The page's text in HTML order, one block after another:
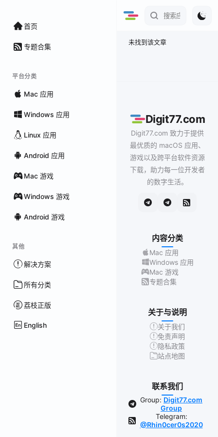
首页
专题合集
平台分类
Mac 应用
Windows 应用
Linux 应用
Android 应用
Mac 游戏
Windows 游戏
Android 游戏
其他
解决方案
所有分类
荔枝正版
English
未找到该文章
Digit77.com
Digit77.com 致力于提供
最优质的 macOS 应用、
游戏以及跨平台软件资源
下载，助力每一位开发者
的数字生活。
内容分类
Mac 应用
Windows 应用
Mac 游戏
专题合集
关于与说明
关于我们
免责声明
隐私政策
站点地图
联系我们
Group: Digit77.com
Group
Telegram:
@Rhin0cer0s2020